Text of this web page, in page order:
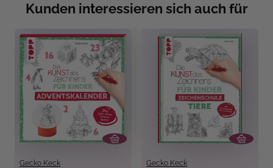
Kunden interessieren sich auch für
Gecko Keck Gecko Keck